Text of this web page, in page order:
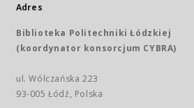
Adres
Biblioteka Politechniki Łódzkiej
(koordynator konsorcjum CYBRA)
ul. Wólczańska 223
93-005 Łódź, Polska